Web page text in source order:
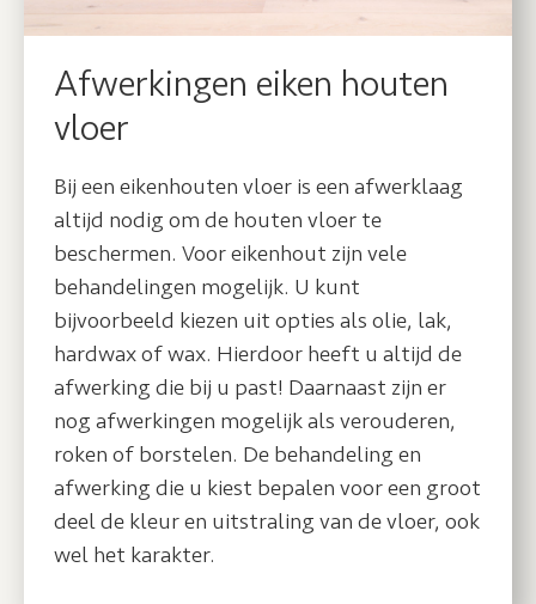
Afwerkingen eiken houten
vloer
Bij een eikenhouten vloer is een afwerklaag
altijd nodig om de houten vloer te
beschermen. Voor eikenhout zijn vele
behandelingen mogelijk. U kunt
bijvoorbeeld kiezen uit opties als olie, lak,
hardwax of wax. Hierdoor heeft u altijd de
afwerking die bij u past! Daarnaast zijn er
nog afwerkingen mogelijk als verouderen,
roken of borstelen. De behandeling en
afwerking die u kiest bepalen voor een groot
deel de kleur en uitstraling van de vloer, ook
wel het karakter.